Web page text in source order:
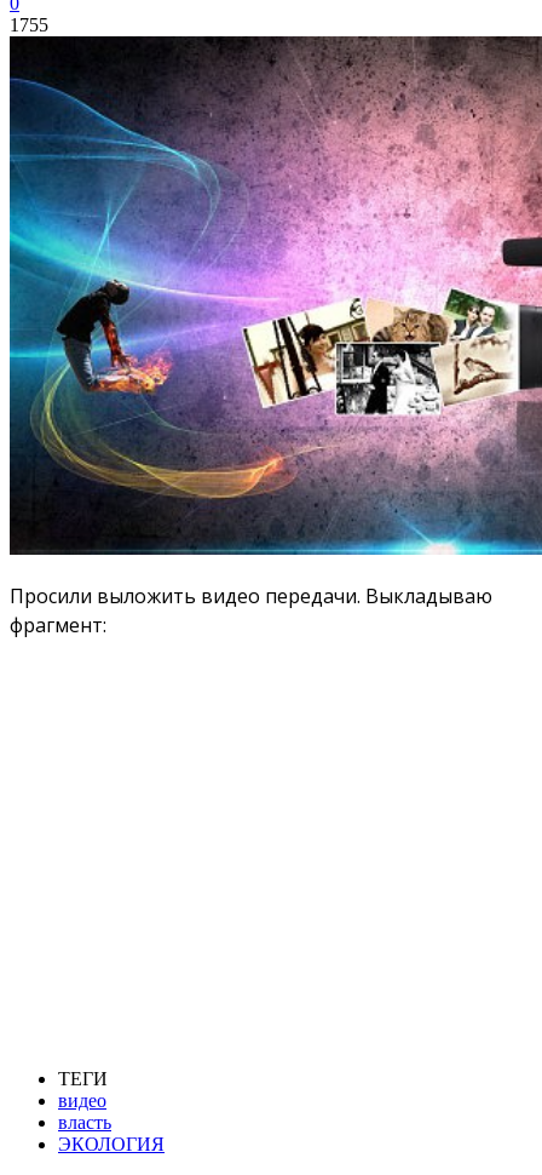
1755
Просили выложить видео передачи. Выкладываю
фрагмент:
ТЕГИ
видео
власть
ЭКОЛОГИЯ